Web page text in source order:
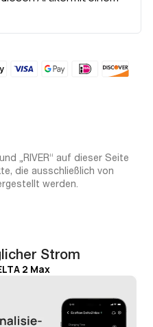
kann.
„RIVER“ auf dieser Seite
die ausschließlich von
werden.
Strom
2 Max